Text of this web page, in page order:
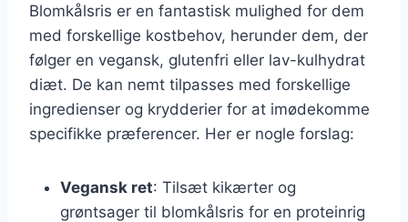
Blomkålsris er en fantastisk mulighed for dem
med forskellige kostbehov, herunder dem, der
følger en vegansk, glutenfri eller lav-kulhydrat
diæt. De kan nemt tilpasses med forskellige
ingredienser og krydderier for at imødekomme
specifikke præferencer. Her er nogle forslag:
Vegansk ret: Tilsæt kikærter og
grøntsager til blomkålsris for en proteinrig